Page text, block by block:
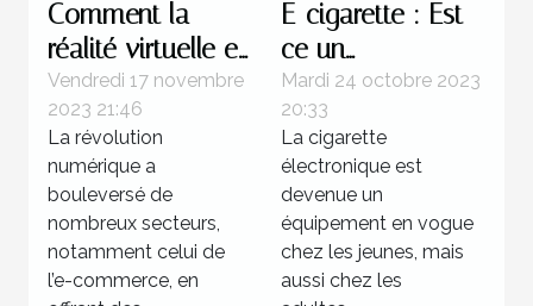
Comment la
réalité virtuelle et
augmentée
révolutionne
l'expérience client
dans l'e-
commerce
Vendredi 17 novembre
2023 21:46
La révolution
numérique a
bouleversé de
nombreux secteurs,
notamment celui de
l’e-commerce, en
E-cigarette : Est-
ce un
équipement
offrant de
meilleurs
moments de
vapotage ?
Mardi 24 octobre 2023
20:33
La cigarette
électronique est
devenue un
équipement en vogue
chez les jeunes, mais
aussi chez les